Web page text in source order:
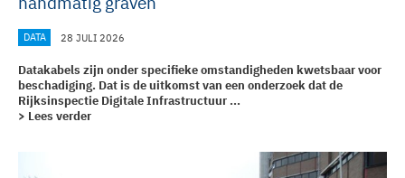
DATA 28 JULI 2026
Datakabels zijn onder specifieke omstandigheden kwetsbaar voor
beschadiging. Dat is de uitkomst van een onderzoek dat de
Rijksinspectie Digitale Infrastructuur ...
> Lees verder